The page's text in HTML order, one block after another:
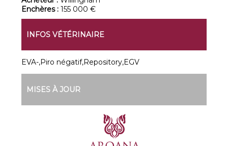
Enchères :155 000 €
INFOS VÉTÉRINAIRE
EVA-,Piro négatif,Repository,EGV
MISES À JOUR